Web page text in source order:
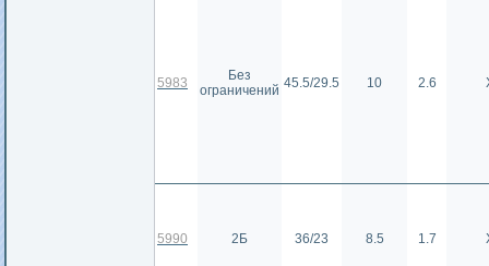
5983
Без
ограничений 45.5/29.5 10 2.6
5990 2Б 36/23 8.5 1.7